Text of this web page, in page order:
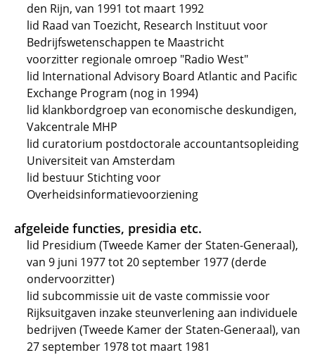
den Rijn, van 1991 tot maart 1992
lid Raad van Toezicht, Research Instituut voor
Bedrijfswetenschappen te Maastricht
voorzitter regionale omroep "Radio West"
lid International Advisory Board Atlantic and Pacific
Exchange Program (nog in 1994)
lid klankbordgroep van economische deskundigen,
Vakcentrale MHP
lid curatorium postdoctorale accountantsopleiding
Universiteit van Amsterdam
lid bestuur Stichting voor
Overheidsinformatievoorziening
afgeleide functies, presidia etc.
lid Presidium (Tweede Kamer der Staten-Generaal),
van 9 juni 1977 tot 20 september 1977 (derde
ondervoorzitter)
lid subcommissie uit de vaste commissie voor
Rijksuitgaven inzake steunverlening aan individuele
bedrijven (Tweede Kamer der Staten-Generaal), van
27 september 1978 tot maart 1981